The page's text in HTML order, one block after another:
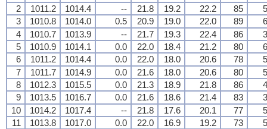
2
1011.2 1014.4 -- 21.8 19.2 22.2 85
3
1010.8 1014.0 0.5 20.9 19.0 22.0 89
4
1010.7 1013.9 -- 21.7 19.3 22.4 86
5
1010.9 1014.1 0.0 22.0 18.4 21.2 80
6
1011.2 1014.4 0.0 22.0 18.0 20.6 78
7
1011.7 1014.9 0.0 21.6 18.0 20.6 80
8
1012.3 1015.5 0.0 21.3 18.9 21.8 86
9
1013.5 1016.7 0.0 21.6 18.6 21.4 83
10
1014.2 1017.4 -- 21.8 17.6 20.1 77
11
1013.8 1017.0 0.0 22.0 16.9 19.2 73